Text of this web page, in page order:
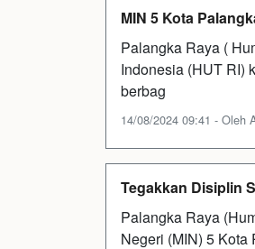
MIN 5 Kota
Palangka Raya (
Indonesia (HUT RI)
berbag
14/08/2024 09:41 - Oleh
Tegakkan Disiplin
Palangka Raya
Negeri (MIN) 5